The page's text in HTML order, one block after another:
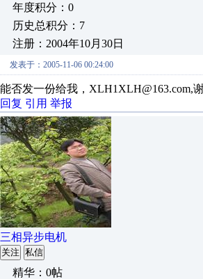
年度积分：0
历史总积分：7
注册：2004年10月30日
发表于：2005-11-06 00:24:00
能否发一份给我，XLH1XLH@163.com,
回复 引用 举报
三相异步电机
关注 私信
精华：0帖